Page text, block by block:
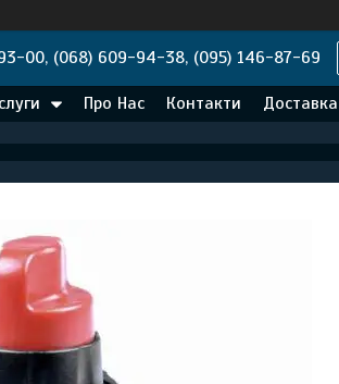
00, (068) 609-94-38, (095) 146-87-69
Про Нас Контакти